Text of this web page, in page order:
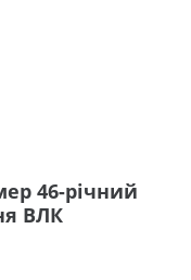
46-річний
ВЛК